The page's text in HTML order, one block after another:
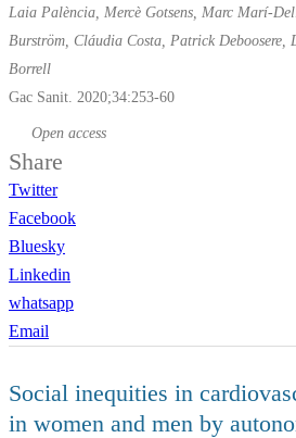
Laia Palència, Mercè Gotsens, Marc Marí-
Burström, Cláudia Costa, Patrick Deboosere,
Borrell
Gac Sanit. 2020;34:253-60
Open access
Share
Twitter
Facebook
Bluesky
Linkedin
whatsapp
Email
Social inequities in
in women and men by